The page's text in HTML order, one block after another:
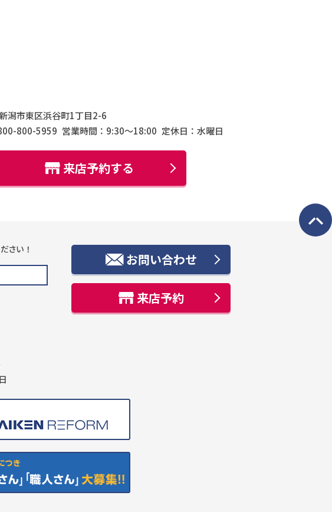
潟市東区浜谷町1丁目2-6
800-5959 営業時間：9:30〜18:00 定休日：水曜日
来店予約する
さい！
お問い合わせ
来店予約